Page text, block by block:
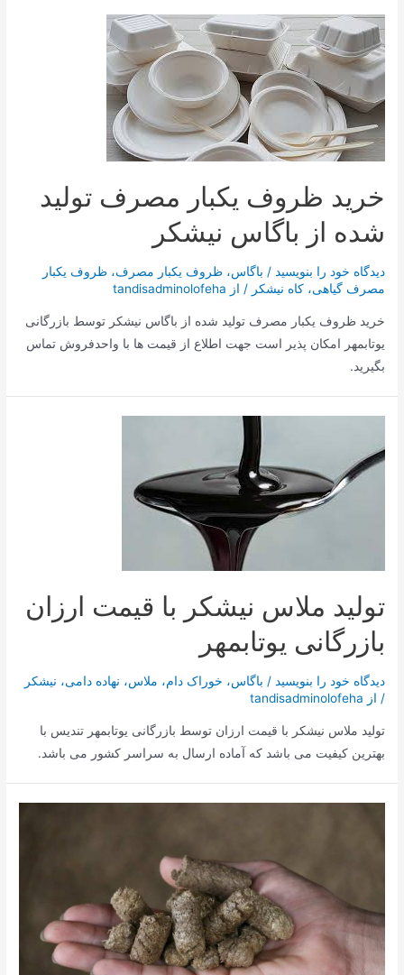
خرید ظروف یکبار مصرف تولید
شده از باگاس نیشکر
دیدگاه‌ خود را بنویسید / باگاس،ظروف یکبار مصرف،ظروف یکبار
مصرف گیاهی،کاه نیشکر / از tandisadminolofeha
خرید ظروف یکبار مصرف تولید شده از باگاس نیشکر توسط بازرگانی
یوتابمهر امکان پذیر است جهت اطلاع از قیمت ها با واحدفروش تماس
بگیرید.
تولید ملاس نیشکر با قیمت ارزان
بازرگانی یوتابمهر
دیدگاه‌ خود را بنویسید / باگاس، خوراک دام، ملاس، نهاده دامی، نیشکر
/ از tandisadminolofeha
تولید ملاس نیشکر با قیمت ارزان توسط بازرگانی یوتابمهر تندیس با
بهترین کیفیت می باشد که آماده ارسال به سراسر کشور می باشد.